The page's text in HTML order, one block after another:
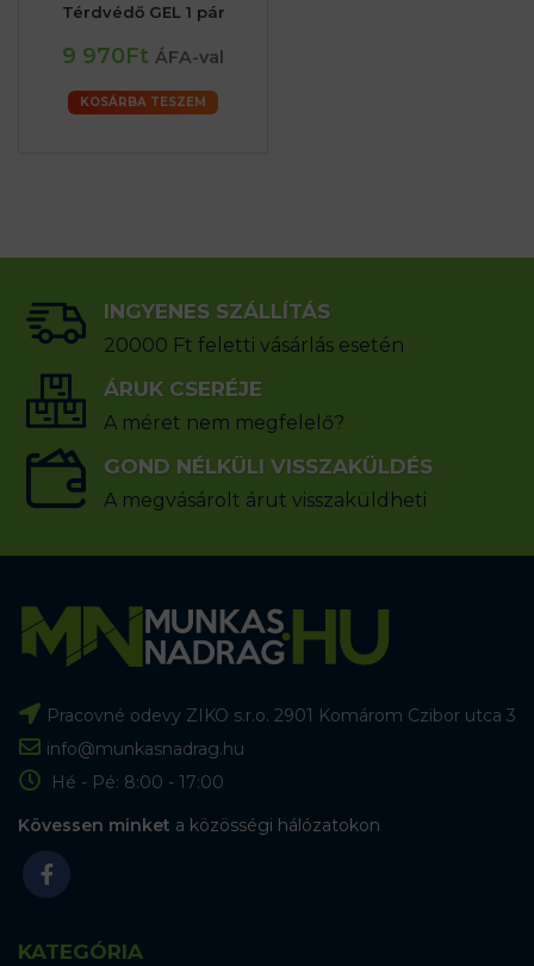
Térdvédő GEL 1 pár
9 970Ft ÁFA-val
KOSÁRBA TESZEM
INGYENES SZÁLLÍTÁS
20000 Ft feletti vásárlás esetén
ÁRUK CSERÉJE
A méret nem megfelelő?
GOND NÉLKÜLI VISSZAKÜLDÉS
A megvásárolt árut visszaküldheti
Pracovné odevy ZIKO s.r.o. 2901 Komárom Czibor utca 3
info@munkasnadrag.hu
Hé - Pé: 8:00 - 17:00
Kövessen minket a közösségi hálózatokon
KATEGÓRIA